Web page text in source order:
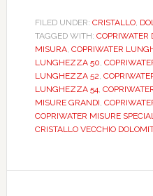
VECCHIO.
BIANCO.
DEDICATO.
FILED UNDER: CRISTALLO,
TAGGED WITH: COPRIWATER
MISURA, COPRIWATER
LUNGHEZZA 50,
LUNGHEZZA 52,
LUNGHEZZA 54,
MISURE GRANDI,
COPRIWATER MISURE
CRISTALLO VECCHIO